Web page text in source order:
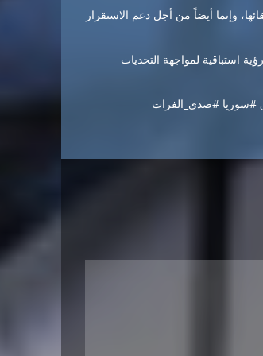
وإنما أيضاً من أجل دعم الاستقرار
استباقية لمواجهة التحديات
#سوريا #صدى_الفرات